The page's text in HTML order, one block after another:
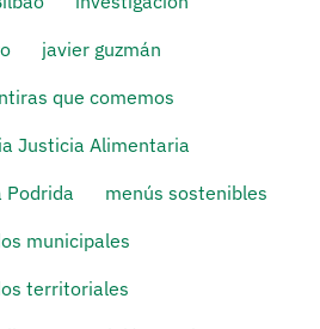
javier guzmán
que comemos
Justicia Alimentaria
Podrida
menús sostenibles
municipales
territoriales